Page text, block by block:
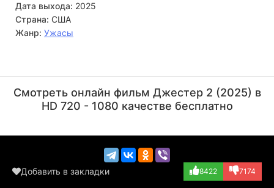
Дата выхода: 2025
Страна: США
Жанр: Ужасы
(Willie)
(Detective)
Смотреть онлайн фильм Джестер 2 (2025) в
HD 720 - 1080 качестве бесплатно
Добавить в закладки 8422 7174